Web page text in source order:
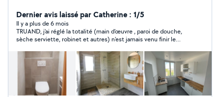
Dernier avis laissé par Catherine : 1/5
Il y a plus de 6 mois
TRUAND, j'ai réglé la totalité (main d’œuvre , paroi de douche,
sèche serviette, robinet et autres) n'est jamais venu finir le
prétextant un souci familial, ce que je pouvais comprendre.
Puis ne répond ni au tél, ni aux mails. Et cerise sur le gâteau, le
travail est mal fait. Faïence mal posée, joints mal faits, trous
pour robinetterie pas alignés. Et maintenant je dois trouver
quelqu'un qui accepte de passer derrière.